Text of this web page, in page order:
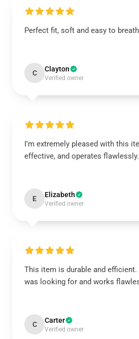
Perfect fit, soft and easy to
C Clayton
Verified owner
I'm extremely pleased with this
effective, and operates flawlessly.
E Elizabeth
Verified owner
This item is durable and efficient.
was looking for and works
C Carter
Verified owner